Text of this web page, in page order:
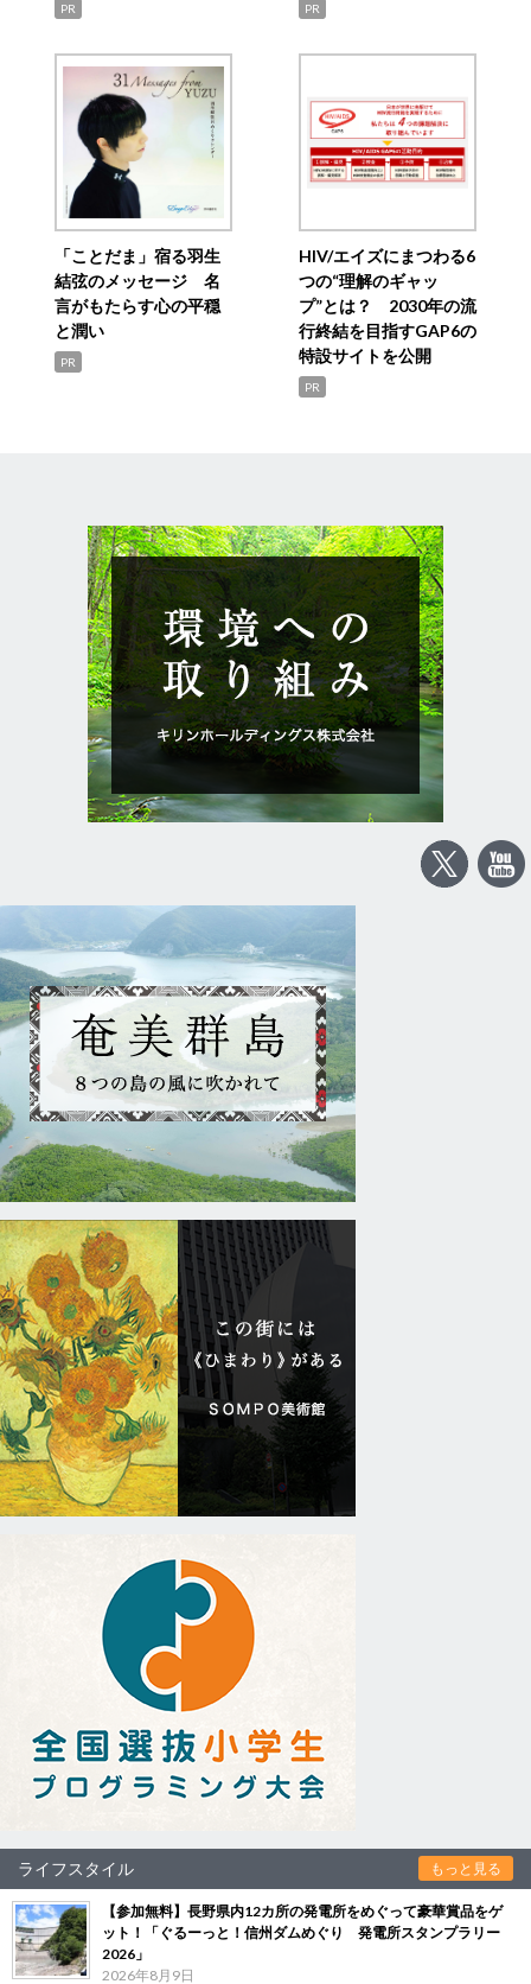
PR PR
「ことだま」宿る羽生
結弦のメッセージ 名
言がもたらす心の平穏
と潤い
PR
HIV/エイズにまつわる6
つの“理解のギャッ
プ”とは？ 2030年の流
行終結を目指すGAP6の
特設サイトを公開
PR
ライフスタイル もっと見る
【参加無料】長野県内12カ所の発電所をめぐって豪華賞品をゲ
ット！「ぐるーっと！信州ダムめぐり 発電所スタンプラリー
2026」
2026年8月9日